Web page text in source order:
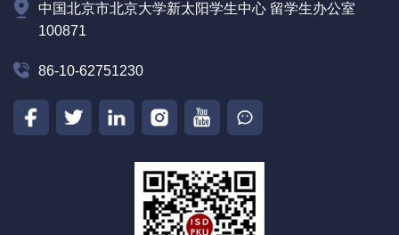
中国北京市北京大学新太阳学生中心 留学生办公室
100871
86-10-62751230